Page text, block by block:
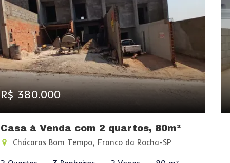
R$ 380.000
Casa à Venda com 2 quartos, 80m²
Chácaras Bom Tempo, Franco da Rocha-SP